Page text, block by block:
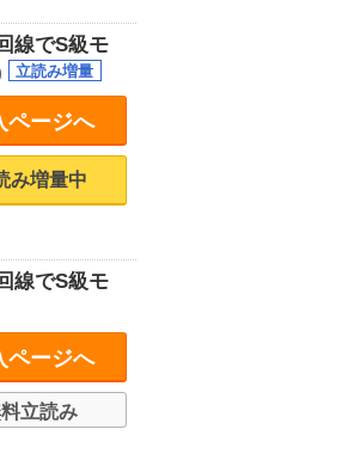
線でS級モ
ページへ
み増量中
線でS級モ
ページへ
立読み